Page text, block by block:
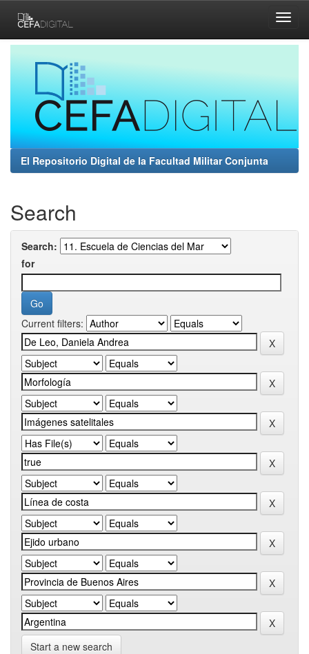
navigation
El Repositorio Digital de la Facultad Militar Conjunta
Search
Search:
for
Current filters:
Start a new search